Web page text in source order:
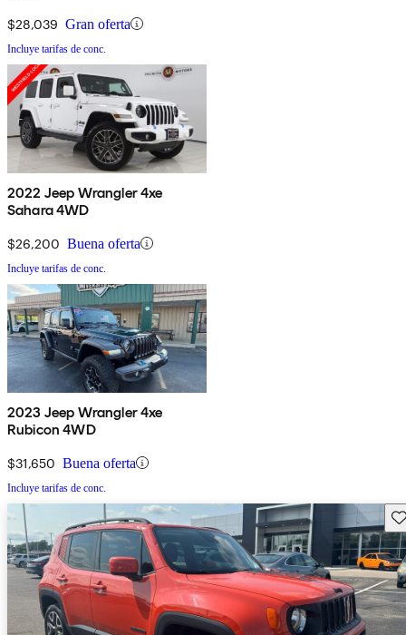
$28,039 Gran oferta
Incluye tarifas de conc.
2022 Jeep Wrangler 4xe
Sahara 4WD
$26,200 Buena oferta
Incluye tarifas de conc.
2023 Jeep Wrangler 4xe
Rubicon 4WD
$31,650 Buena oferta
Incluye tarifas de conc.